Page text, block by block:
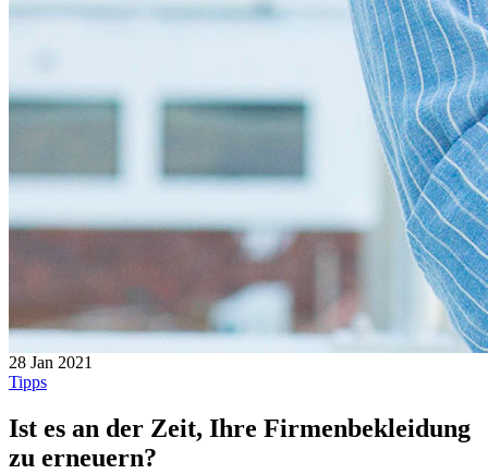
28 Jan 2021
Tipps
Ist es an der Zeit, Ihre Firmenbekleidung
zu erneuern?